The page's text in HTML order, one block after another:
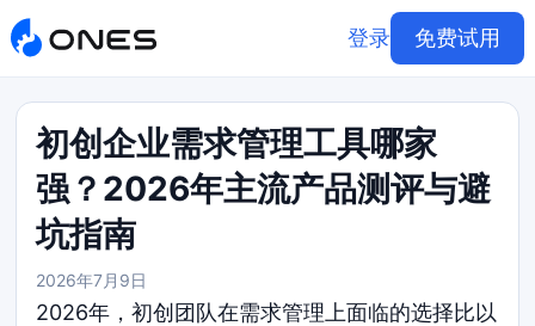
登录 免费试用
初创企业需求管理工具哪家
强？2026年主流产品测评与避
坑指南
2026年7月9日
2026年，初创团队在需求管理上面临的选择比以